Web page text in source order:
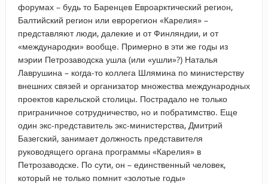
форумах – будь то Баренцев Евроарктический регион,
Балтийский регион или еврорегион «Карелия» –
представляют люди, далекие и от Финляндии, и от
«международки» вообще. Примерно в эти же годы из
мэрии Петрозаводска ушла (или «ушли»?) Наталья
Лаврушина – когда-то коллега Шлямина по министерству
внешних связей и организатор множества международных
проектов карельской столицы. Пострадало не только
приграничное сотрудничество, но и побратимство. Еще
один экс-представитель экс-министерства, Дмитрий
Базегский, занимает должность представителя
руководящего органа программы «Карелия» в
Петрозаводске. По сути, он – единственный человек,
который не только помнит «золотые годы»